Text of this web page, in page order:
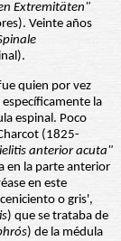
Extremitäten"
Veinte años
quien por vez
la
espinal. Poco
(1825-
anterior acuta"
en la parte anterior
en este
o gris',
) que se trataba de
) de la médula